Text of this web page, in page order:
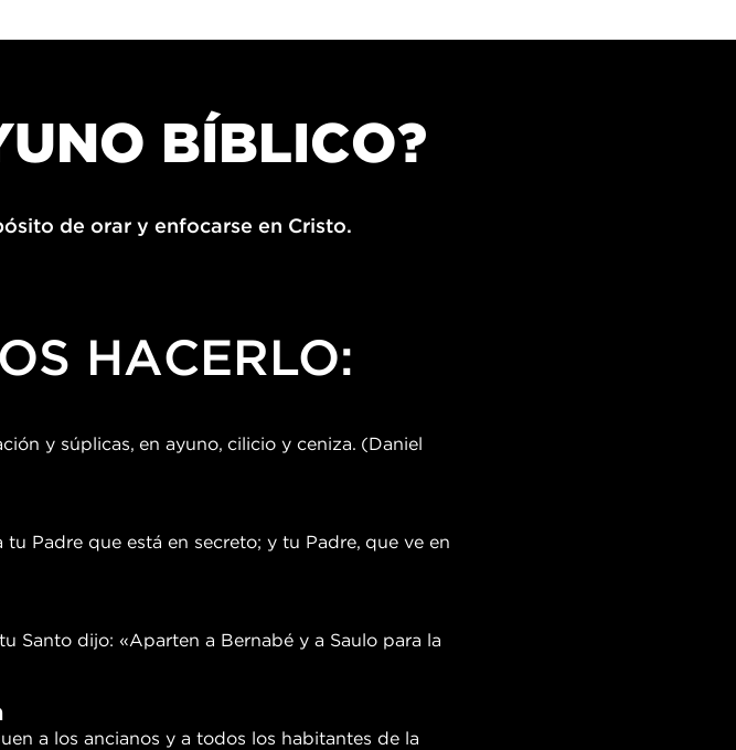
BÍBLICO?
de orar y enfocarse en Cristo.
HACERLO:
y súplicas, en ayuno, cilicio y ceniza. (Daniel
Padre que está en secreto; y tu Padre, que ve en
Santo dijo: «Aparten a Bernabé y a Saulo para la
a los ancianos y a todos los habitantes de la